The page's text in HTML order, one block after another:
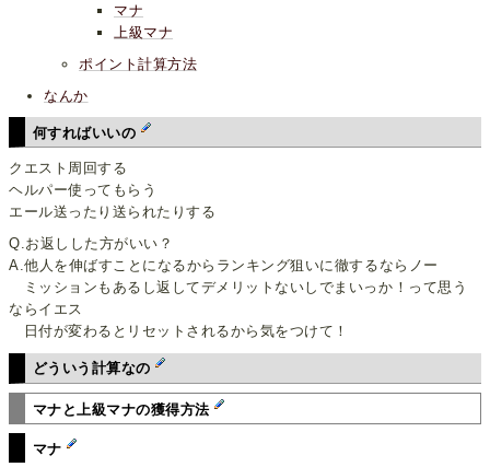
マナ
上級マナ
ポイント計算方法
なんか
何すればいいの
クエスト周回する
ヘルパー使ってもらう
エール送ったり送られたりする
Q.お返しした方がいい？
A.他人を伸ばすことになるからランキング狙いに徹するならノー
ミッションもあるし返してデメリットないしでまいっか！って思う
ならイエス
日付が変わるとリセットされるから気をつけて！
どういう計算なの
マナと上級マナの獲得方法
マナ